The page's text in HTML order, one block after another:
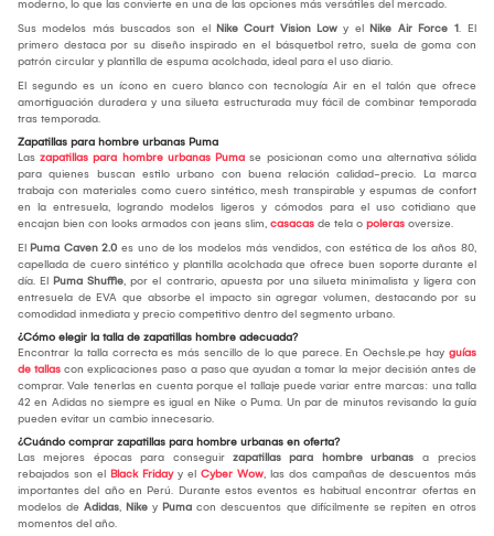
moderno, lo que las convierte en una de las opciones más versátiles del mercado.
Sus modelos más buscados son el Nike Court Vision Low y el Nike Air Force 1. El
primero destaca por su diseño inspirado en el básquetbol retro, suela de goma con
patrón circular y plantilla de espuma acolchada, ideal para el uso diario.
El segundo es un ícono en cuero blanco con tecnología Air en el talón que ofrece
amortiguación duradera y una silueta estructurada muy fácil de combinar temporada
tras temporada.
Zapatillas para hombre urbanas Puma
Las zapatillas para hombre urbanas Puma se posicionan como una alternativa sólida
para quienes buscan estilo urbano con buena relación calidad-precio. La marca
trabaja con materiales como cuero sintético, mesh transpirable y espumas de confort
en la entresuela, logrando modelos ligeros y cómodos para el uso cotidiano que
encajan bien con looks armados con jeans slim, casacas de tela o poleras oversize.
El Puma Caven 2.0 es uno de los modelos más vendidos, con estética de los años 80,
capellada de cuero sintético y plantilla acolchada que ofrece buen soporte durante el
día. El Puma Shuffle, por el contrario, apuesta por una silueta minimalista y ligera con
entresuela de EVA que absorbe el impacto sin agregar volumen, destacando por su
comodidad inmediata y precio competitivo dentro del segmento urbano.
¿Cómo elegir la talla de zapatillas hombre adecuada?
Encontrar la talla correcta es más sencillo de lo que parece. En Oechsle.pe hay guías
de tallas con explicaciones paso a paso que ayudan a tomar la mejor decisión antes de
comprar. Vale tenerlas en cuenta porque el tallaje puede variar entre marcas: una talla
42 en Adidas no siempre es igual en Nike o Puma. Un par de minutos revisando la guía
pueden evitar un cambio innecesario.
¿Cuándo comprar zapatillas para hombre urbanas en oferta?
Las mejores épocas para conseguir zapatillas para hombre urbanas a precios
rebajados son el Black Fridayy el Cyber Wow, las dos campañas de descuentos más
importantes del año en Perú. Durante estos eventos es habitual encontrar ofertas en
modelos de Adidas, Nike y Puma con descuentos que difícilmente se repiten en otros
momentos del año.